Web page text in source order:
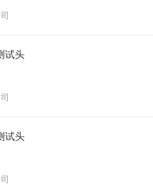
试头
试头